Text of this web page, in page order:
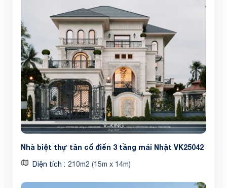
Nhà biệt thự tân cổ điển 3 tầng mái Nhật VK25042
Diện tích 210m2 (15m x 14m)